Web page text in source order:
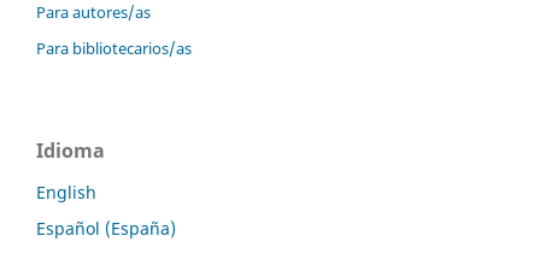
Para autores/as
Para bibliotecarios/as
Idioma
English
Español (España)